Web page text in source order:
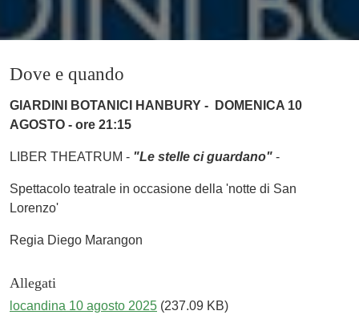
Dove e quando
GIARDINI BOTANICI HANBURY - DOMENICA 10
AGOSTO - ore 21:15
LIBER THEATRUM - "Le stelle ci guardano" -
Spettacolo teatrale in occasione della 'notte di San
Lorenzo'
Regia Diego Marangon
Allegati
locandina 10 agosto 2025 (237.09 KB)